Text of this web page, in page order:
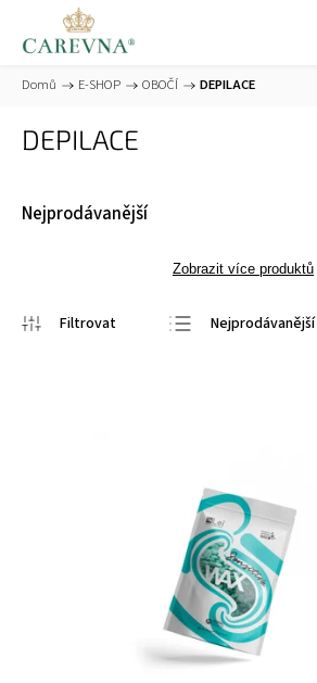
Domů / E-SHOP / OBOČÍ / DEPILACE
DEPILACE
Nejprodávanější
Zobrazit více produktů
Nejprodávanější